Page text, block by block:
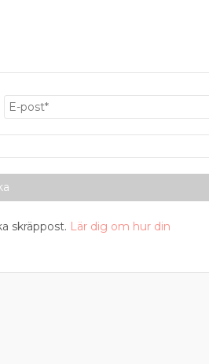
skräppost. Lär dig om hur din